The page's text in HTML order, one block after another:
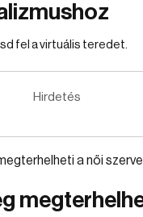
fel a virtuális teredet.
Hirdetés